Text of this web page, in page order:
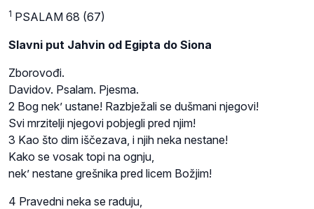
1 PSALAM 68 (67)
Slavni put Jahvin od Egipta do Siona
Zborovođi.
Davidov. Psalam. Pjesma.
2 Bog nek’ ustane! Razbježali se dušmani njegovi!
Svi mrzitelji njegovi pobjegli pred njim!
3 Kao što dim iščezava, i njih neka nestane!
Kako se vosak topi na ognju,
nek’ nestane grešnika pred licem Božjim!
4 Pravedni neka se raduju,